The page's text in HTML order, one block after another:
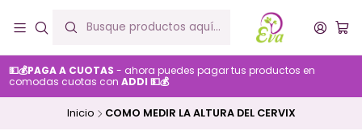
💵💰PAGA A CUOTAS - ahora puedes pagar tus productos en
comodas cuotas conADDI 💵💰
Inicio COMO MEDIR LA ALTURA DEL CERVIX